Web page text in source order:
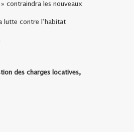
contraindra les nouveaux
lutte contre l’habitat
des charges locatives,